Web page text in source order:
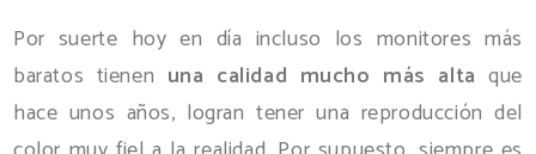
Por suerte hoy en día incluso los monitores más
baratos tienen una calidad mucho más alta que
hace unos años, logran tener una reproducción del